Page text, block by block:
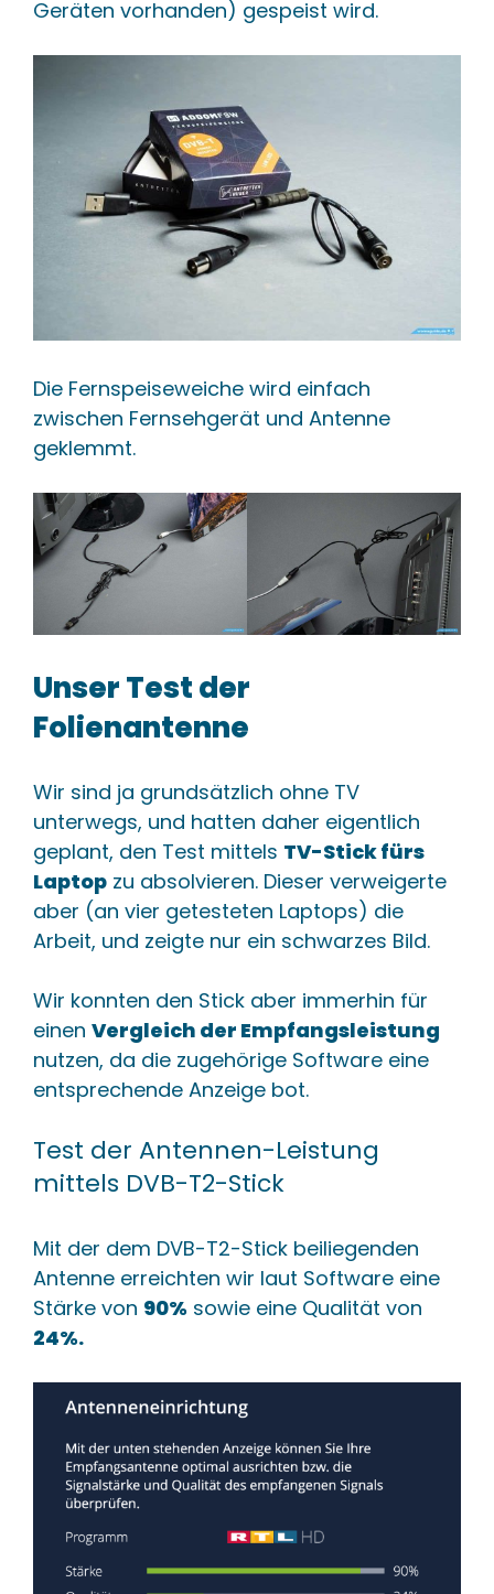
Geräten vorhanden) gespeist wird.
Die Fernspeiseweiche wird einfach
zwischen Fernsehgerät und Antenne
geklemmt.
Unser Test der
Folienantenne
Wir sind ja grundsätzlich ohne TV
unterwegs, und hatten daher eigentlich
geplant, den Test mittels TV-Stick fürs
Laptop zu absolvieren. Dieser verweigerte
aber (an vier getesteten Laptops) die
Arbeit, und zeigte nur ein schwarzes Bild.
Wir konnten den Stick aber immerhin für
einen Vergleich der Empfangsleistung
nutzen, da die zugehörige Software eine
entsprechende Anzeige bot.
Test der Antennen-Leistung
mittels DVB-T2-Stick
Mit der dem DVB-T2-Stick beiliegenden
Antenne erreichten wir laut Software eine
Stärke von 90% sowie eine Qualität von
24%.